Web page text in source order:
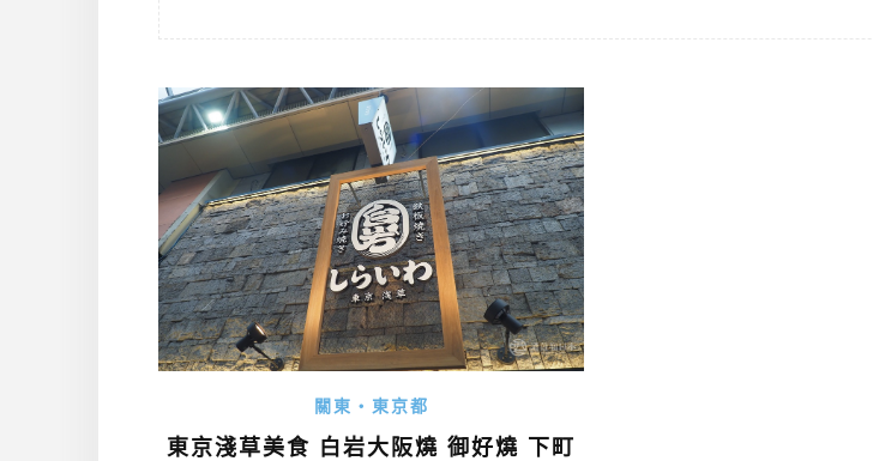
關東・東京都
東京淺草美食 白岩大阪燒 御好燒 下町